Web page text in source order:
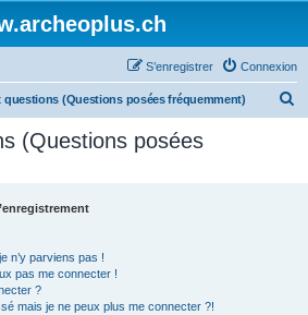
Connexion
S’enregistrer
questions (Questions posées fréquemment)
(Questions posées
n’y parviens pas !
pas me connecter !
?
mais je ne peux plus me connecter ?!